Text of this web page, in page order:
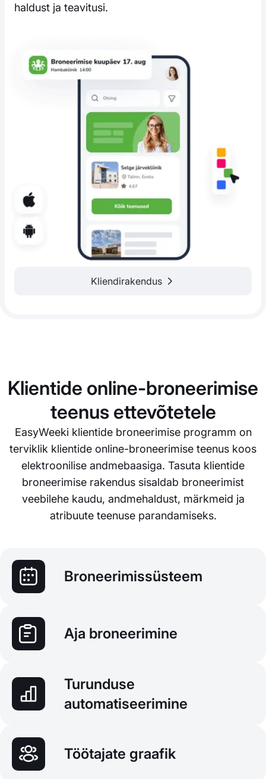
haldust ja teavitusi.
Kliendirakendus
Klientide online-broneerimise
teenus ettevõtetele
EasyWeeki klientide broneerimise programm on
terviklik klientide online-broneerimise teenus koos
elektroonilise andmebaasiga. Tasuta klientide
broneerimise rakendus sisaldab broneerimist
veebilehe kaudu, andmehaldust, märkmeid ja
atribuute teenuse parandamiseks.
Broneerimissüsteem
Aja broneerimine
Turunduse
automatiseerimine
Töötajate graafik